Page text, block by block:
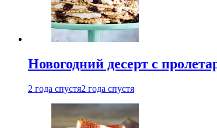
Новогодний десерт с
2 года спустя2 года спустя